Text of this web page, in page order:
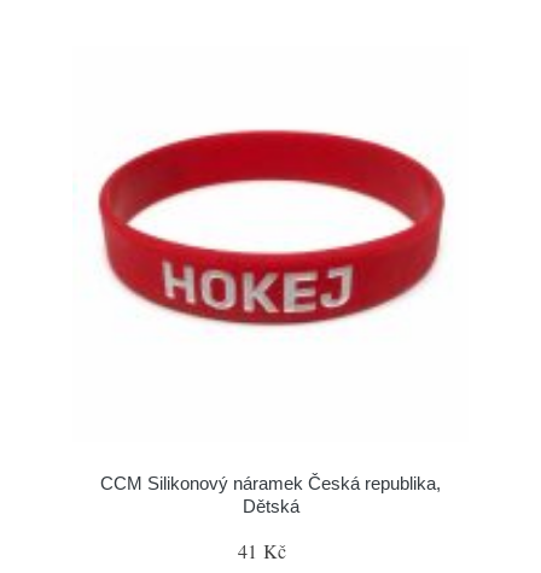
CCM Silikonový náramek Česká republika,
Dětská
41 Kč